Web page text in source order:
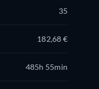
35
182,68 €
485h 55min